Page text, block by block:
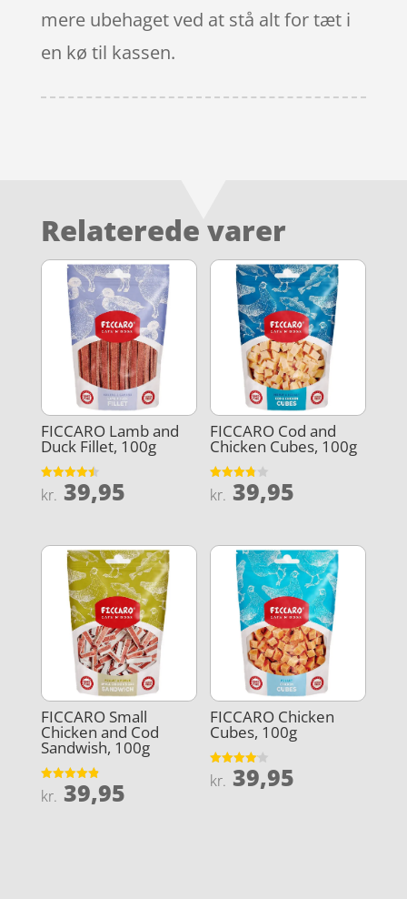
mere ubehaget ved at stå alt for tæt i
en kø til kassen.
Relaterede varer
FICCARO Lamb and
Duck Fillet, 100g
Vurderet
4.5
kr. 39,95
FICCARO Cod and
Chicken Cubes, 100g
Vurderet
3.8
kr. 39,95
FICCARO Small
Chicken and Cod
Sandwish, 100g
Vurderet
4.9
kr. 39,95
FICCARO Chicken
Cubes, 100g
Vurderet
4.1
kr. 39,95